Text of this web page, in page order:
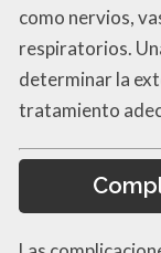
como nervios,
respiratorios.
determinar la
tratamiento